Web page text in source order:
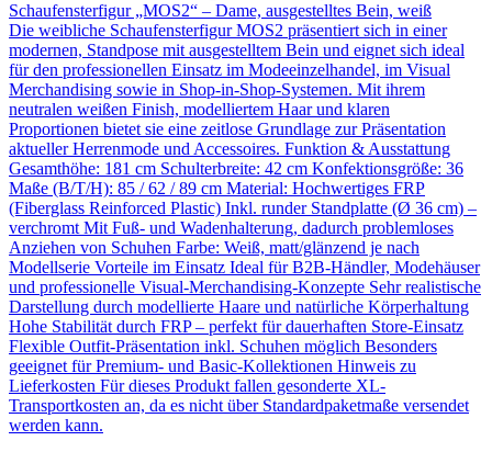
Schaufensterfigur „MOS2“ – Dame, ausgestelltes Bein, weiß
Die weibliche Schaufensterfigur MOS2 präsentiert sich in einer
modernen, Standpose mit ausgestelltem Bein und eignet sich ideal
für den professionellen Einsatz im Modeeinzelhandel, im Visual
Merchandising sowie in Shop-in-Shop-Systemen. Mit ihrem
neutralen weißen Finish, modelliertem Haar und klaren
Proportionen bietet sie eine zeitlose Grundlage zur Präsentation
aktueller Herrenmode und Accessoires. Funktion & Ausstattung
Gesamthöhe: 181 cm Schulterbreite: 42 cm Konfektionsgröße: 36
Maße (B/T/H): 85 / 62 / 89 cm Material: Hochwertiges FRP
(Fiberglass Reinforced Plastic) Inkl. runder Standplatte (Ø 36 cm) –
verchromt Mit Fuß- und Wadenhalterung, dadurch problemloses
Anziehen von Schuhen Farbe: Weiß, matt/glänzend je nach
Modellserie Vorteile im Einsatz Ideal für B2B-Händler, Modehäuser
und professionelle Visual-Merchandising-Konzepte Sehr realistische
Darstellung durch modellierte Haare und natürliche Körperhaltung
Hohe Stabilität durch FRP – perfekt für dauerhaften Store-Einsatz
Flexible Outfit-Präsentation inkl. Schuhen möglich Besonders
geeignet für Premium- und Basic-Kollektionen Hinweis zu
Lieferkosten Für dieses Produkt fallen gesonderte XL-
Transportkosten an, da es nicht über Standardpaketmaße versendet
werden kann.